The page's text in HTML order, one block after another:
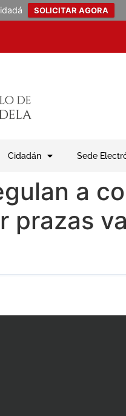
SOLICITAR AGORA
Cidadán Sede
a
prazas